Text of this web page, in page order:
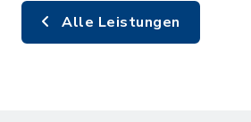
Alle Leistungen